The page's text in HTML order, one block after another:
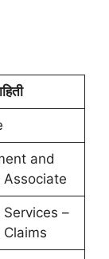
and
Associate
–
Claims